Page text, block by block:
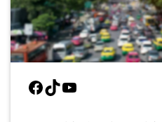
Facebook
TikTok
Youtube